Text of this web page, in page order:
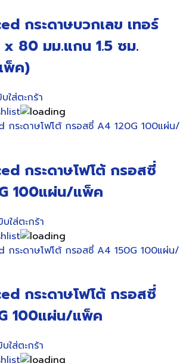
กระดาษบวกเลข เทอร์
80 มม.แกน 1.5 ซม.
พ็ค)
ใส่ตะกร้า
กระดาษโฟโต้ กรอสซี่
100แผ่น/แพ็ค
ใส่ตะกร้า
กระดาษโฟโต้ กรอสซี่
100แผ่น/แพ็ค
ใส่ตะกร้า